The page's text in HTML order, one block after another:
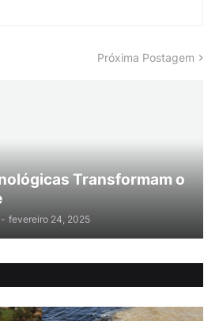
Próxima Postagem
Transformam o
- fevereiro 24, 2025